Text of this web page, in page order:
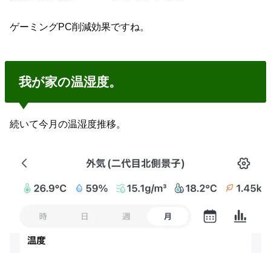
ゲーミングPC削減効果ですね。
我が家の温湿度。
続いて今月の温湿度推移。